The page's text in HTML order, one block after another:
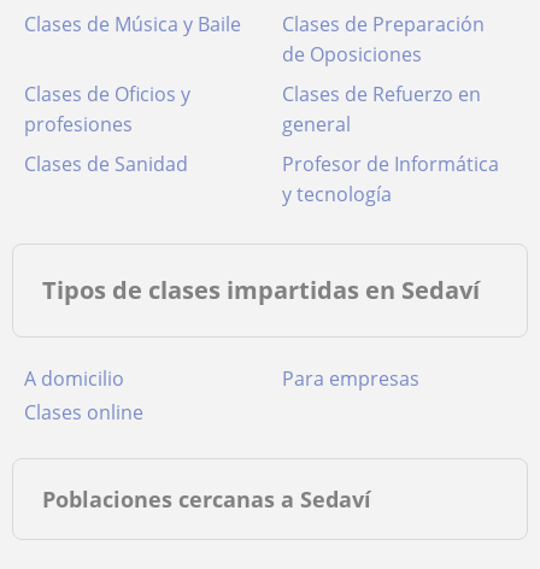
Clases de Música y Baile
Clases de Preparación
de Oposiciones
Clases de Oficios y
profesiones
Clases de Refuerzo en
general
Clases de Sanidad
Profesor de Informática
y tecnología
Tipos de clases impartidas en Sedaví
a domicilio
para empresas
clases online
Poblaciones cercanas a Sedaví